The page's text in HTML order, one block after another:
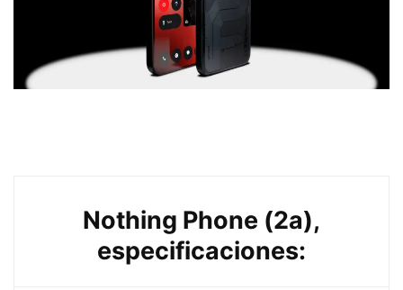
Nothing Phone (2a),
especificaciones: